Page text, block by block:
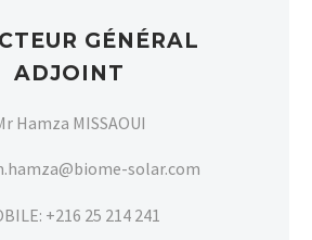
GÉNÉRAL
ADJOINT
Hamza MISSAOUI
solar.com
+216 25 214 241